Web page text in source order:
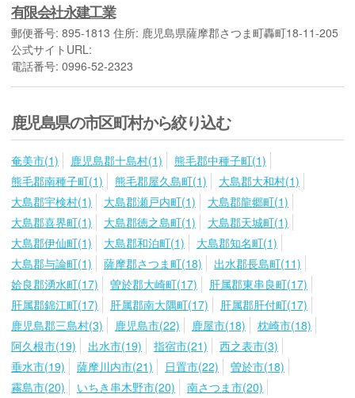
有限会社永建工業
郵便番号: 895-1813 住所: 鹿児島県薩摩郡さつま町轟町18-11-205
公式サイトURL:
電話番号: 0996-52-2323
鹿児島県の市区町村から絞り込む
奄美市(1) 鹿児島郡十島村(1)
熊毛郡中種子町(1)
熊毛郡南種子町(1)
熊毛郡屋久島町(1)
大島郡大和村(1)
大島郡宇検村(1)
大島郡瀬戸内町(1)
大島郡龍郷町(1)
大島郡喜界町(1)
大島郡徳之島町(1)
大島郡天城町(1)
大島郡伊仙町(1)
大島郡和泊町(1)
大島郡知名町(1)
大島郡与論町(1)
薩摩郡さつま町(18)
出水郡長島町(11)
姶良郡湧水町(17)
曽於郡大崎町(17)
肝属郡東串良町(17)
肝属郡錦江町(17)
肝属郡南大隅町(17)
肝属郡肝付町(17)
鹿児島郡三島村(3)
鹿児島市(22) 鹿屋市(18)
枕崎市(18)
阿久根市(19)
出水市(19) 指宿市(21)
西之表市(3)
垂水市(19)
薩摩川内市(21) 日置市(22)
曽於市(18)
霧島市(20)
いちき串木野市(20)
南さつま市(20)